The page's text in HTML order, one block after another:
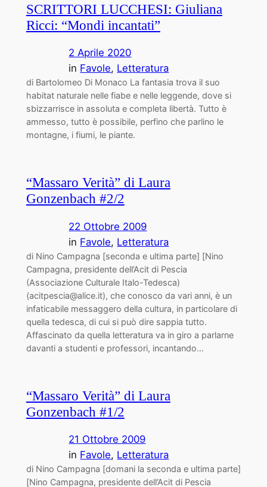
SCRITTORI LUCCHESI: Giuliana
Ricci: “Mondi incantati”
2 Aprile 2020
in Favole, Letteratura
di Bartolomeo Di Monaco La fantasia trova il suo
habitat naturale nelle fiabe e nelle leggende, dove si
sbizzarrisce in assoluta e completa libertà. Tutto è
ammesso, tutto è possibile, perfino che parlino le
montagne, i fiumi, le piante.
“Massaro Verità” di Laura
Gonzenbach #2/2
22 Ottobre 2009
in Favole, Letteratura
di Nino Campagna [seconda e ultima parte] [Nino
Campagna, presidente dell’Acit di Pescia
(Associazione Culturale Italo-Tedesca)
(acitpescia@alice.it), che conosco da vari anni, è un
infaticabile messaggero della cultura, in particolare di
quella tedesca, di cui si può dire sappia tutto.
Affascinato da quella letteratura va in giro a parlarne
davanti a studenti e professori, incantando…
“Massaro Verità” di Laura
Gonzenbach #1/2
21 Ottobre 2009
in Favole, Letteratura
di Nino Campagna [domani la seconda e ultima parte]
[Nino Campagna, presidente dell’Acit di Pescia